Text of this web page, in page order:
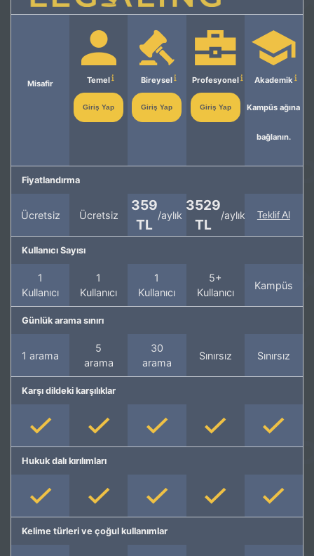
Misafir Temel
Giriş Yap
Bireysel
Giriş Yap
Profesyonel
Giriş Yap
Akademik
Kampüs ağına
bağlanın.
Fiyatlandırma
Ücretsiz Ücretsiz
359
TL
/aylık
3529
TL
/aylık Teklif Al
Kullanıcı Sayısı
1
Kullanıcı
1
Kullanıcı
1
Kullanıcı
5+
Kullanıcı
Kampüs
Günlük arama sınırı
1 arama
5
arama
30
arama
Sınırsız Sınırsız
Karşı dildeki karşılıklar
Hukuk dalı kırılımları
Kelime türleri ve çoğul kullanımlar